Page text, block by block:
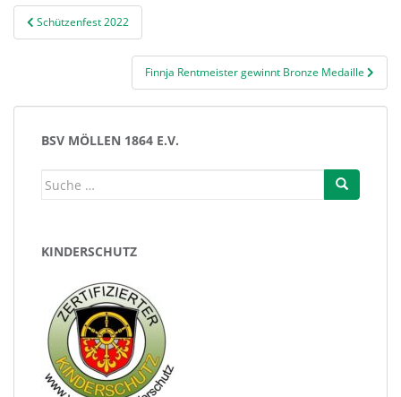
Beitragsnavigation
Schützenfest 2022
Finnja Rentmeister gewinnt Bronze Medaille
BSV MÖLLEN 1864 E.V.
Suche
KINDERSCHUTZ